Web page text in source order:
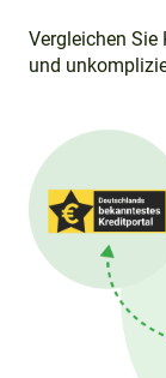
Vergleichen Sie
und